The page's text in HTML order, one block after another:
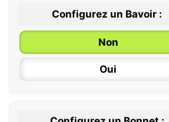
Configurez un Bavoir :
Non
Oui